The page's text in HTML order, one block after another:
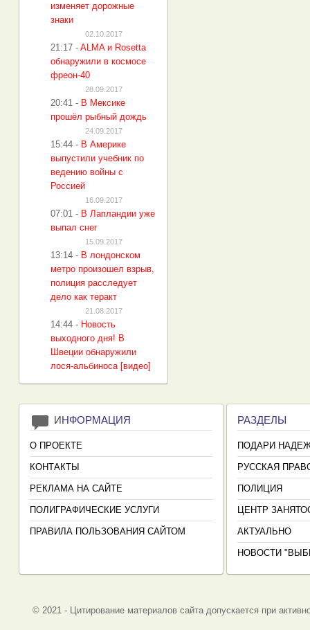
изменяет дорожные
знаки
02.10.2017
21:17 - ALMA и Rosetta
обнаружили в космосе
фреон-40
28.09.2017
20:41 - В Мексике
прошёл рыбный дождь
24.09.2017
15:44 - В Америке
выпустили учебник по
ведению войны с
Россией
16.09.2017
07:01 - В Лапландии уже
выпал снег
15.09.2017
13:14 - В лондонском
метро произошел взрыв,
полиция расследует
дело как теракт
21.08.2017
14:44 - Новость
выходного дня! В
Швеции обнаружили
лося-альбиноса [видео]
ИНФОРМАЦИЯ
О ПРОЕКТЕ
КОНТАКТЫ
РЕКЛАМА НА САЙТЕ
ПОЛИГРАФИЧЕСКИЕ УСЛУГИ
ПРАВИЛА ПОЛЬЗОВАНИЯ САЙТОМ
РАЗДЕЛЫ
ПОДАРИ
РУССКАЯ
ПОЛИЦИЯ
ЦЕНТР
АКТУАЛЬНО
НОВОСТИ
© 2021 - Цитирование материалов сайта допускается при